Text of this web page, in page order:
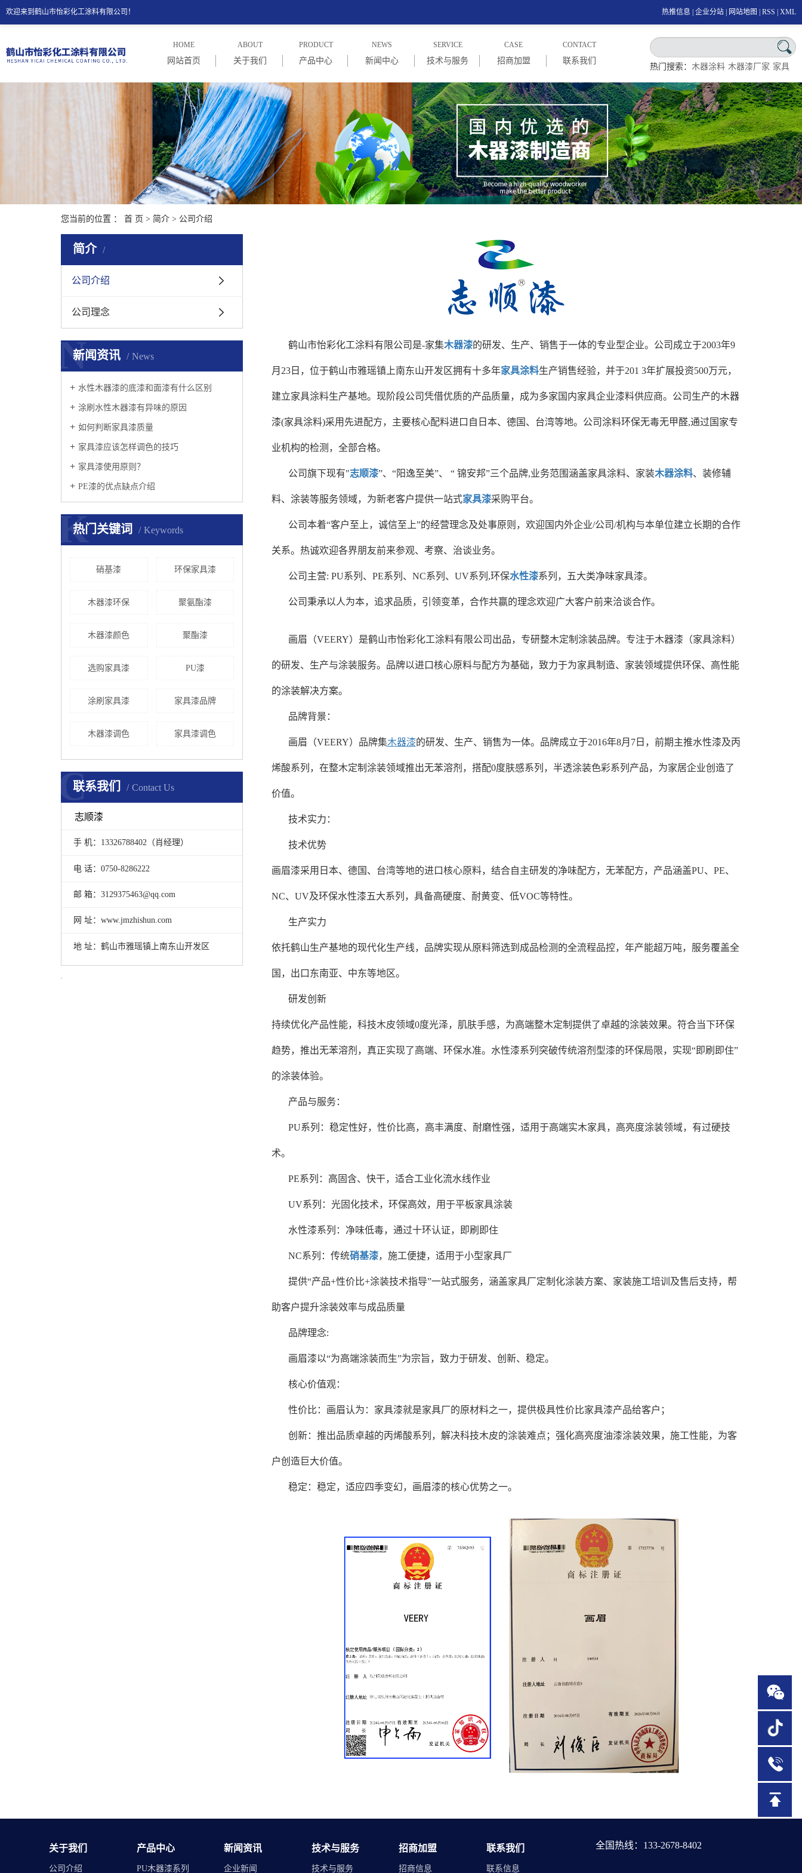
欢迎来到鹤山市怡彩化工涂料有限公司！ 热推信息 企业分站 网站地图 RSS XML
HOME
网站首页
ABOUT
关于我们
公司介绍
公司理念
PRODUCT
产品中心
PU木器漆系列
PE木器漆系列
UV漆系列
NC漆系列
水性漆系列
NEWS
新闻中心
企业新闻
行业新闻
常见问题
SERVICE
技术与服务
技术与服务
CASE
招商加盟
招商信息
加盟商家
CONTACT
联系我们
热门搜索：木器涂料 木器漆厂家 家具
漆厂家
您当前的位置 ： 首 页 > 简介 > 公司介绍
简介
公司介绍
公司理念
新闻资讯 News
N
水性木器漆的底漆和面漆有什么区别
涂刷水性木器漆有异味的原因
如何判断家具漆质量
家具漆应该怎样调色的技巧
家具漆使用原则？
PE漆的优点缺点介绍
热门关键词 Keywords
K
硝基漆 环保家具漆
木器漆环保 聚氨酯漆
木器漆颜色 聚酯漆
选购家具漆 PU漆
涂刷家具漆 家具漆品牌
木器漆调色 家具漆调色
联系我们 Contact Us
C
志顺漆
手 机：13326788402（肖经理）
电 话：0750-8286222
邮 箱：3129375463@qq.com
网 址：www.jmzhishun.com
地 址：鹤山市雅瑶镇上南东山开发区
鹤山市怡彩化工涂料有限公司是-家集木器漆的研发、生产、销售于一体的专业型企业。公司成立于2003年9
月23日，位于鹤山市雅瑶镇上南东山开发区拥有十多年家具涂料生产销售经验，并于201 3年扩展投资500万元，
建立家具涂料生产基地。现阶段公司凭借优质的产品质量，成为多家国内家具企业漆料供应商。公司生产的木器
漆(家具涂料)采用先进配方，主要核心配料进口自日本、德国、台湾等地。公司涂料环保无毒无甲醛,通过国家专
业机构的检测，全部合格。
公司旗下现有"志顺漆”、“阳逸至美”、 “ 锦安邦”三个品牌,业务范围涵盖家具涂料、家装木器涂料、装修辅
料、涂装等服务领域，为新老客户提供一站式家具漆采购平台。
公司本着“客户至上，诚信至上”的经营理念及处事原则，欢迎国内外企业/公司/机构与本单位建立长期的合作
关系。热诚欢迎各界朋友前来参观、考察、治谈业务。
公司主营: PU系列、PE系列、NC系列、UV系列,环保水性漆系列，五大类净味家具漆。
公司秉承以人为本，追求品质，引领变革，合作共赢的理念欢迎广大客户前来洽谈合作。
画眉（VEERY）‌是鹤山市怡彩化工涂料有限公司出品，专研整木定制涂装品牌。专注于木器漆（家具涂料）
的研发、生产与涂装服务。品牌以进口核心原料与配方为基础，致力于为家具制造、家装领域提供环保、高性能
的涂装解决方案。
‌品牌背景：
画眉（VEERY）品牌集木器漆的研发、生产、销售为一体。品牌成立于2016年8月7日，前期主推水性漆及丙
烯酸系列，在整木定制涂装领域推出无苯溶剂，搭配0度肤感系列，半透涂装色彩系列产品，为家居企业创造了
价值。
技术实力‌：
‌技术优势‌
画眉漆采用日本、德国、台湾等地的进口核心原料，结合自主研发的净味配方，无苯配方，产品涵盖PU、PE、
NC、UV及环保水性漆五大系列，具备高硬度、耐黄变、低VOC等特性。
‌生产实力‌
依托鹤山生产基地的现代化生产线，品牌实现从原料筛选到成品检测的全流程品控，年产能超万吨，服务覆盖全
国，出口东南亚、中东等地区。
‌研发创新‌
持续优化产品性能，科技木皮领域0度光泽，肌肤手感，为高端整木定制提供了卓越的涂装效果。符合当下环保
趋势，推出无苯溶剂，真正实现了高端、环保水准。水性漆系列突破传统溶剂型漆的环保局限，实现“即刷即住”
的涂装体验。
产品与服务‌‌：
‌PU系列‌：稳定性好，性价比高，高丰满度、耐磨性强，适用于高端实木家具，高亮度涂装领域，有过硬技
术。
‌PE系列‌：高固含、快干，适合工业化流水线作业
‌UV系列‌：光固化技术，环保高效，用于平板家具涂装
‌水性漆系列‌：净味低毒，通过十环认证，即刷即住
‌NC系列‌：传统硝基漆，施工便捷，适用于小型家具厂
提供“产品+性价比+涂装技术指导”一站式服务，涵盖家具厂定制化涂装方案、家装施工培训及售后支持，帮
助客户提升涂装效率与成品质量
‌品牌理念:
画眉漆以“为高端涂装而生”为宗旨，致力于研发、创新、稳定。
‌核心价值观‌：
性价比：画眉认为：家具漆就是家具厂的原材料之一，提供极具性价比家具漆产品给客户；
创新：推出品质卓越的丙烯酸系列，解决科技木皮的涂装难点；强化高亮度油漆涂装效果，施工性能，为客
户创造巨大价值。
稳定：稳定，适应四季变幻，画眉漆的核心优势之一。
关于我们
公司介绍
产品中心
PU木器漆系列
新闻资讯
企业新闻
技术与服务
技术与服务
招商加盟
招商信息
联系我们
联系信息
全国热线：133-2678-8402